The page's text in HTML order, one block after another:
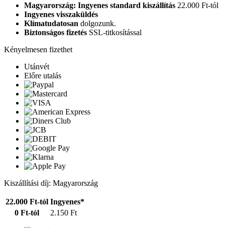
Magyarország: Ingyenes standard kiszállítás 22.000 Ft-tól
Ingyenes visszaküldés
Klímatudatosan dolgozunk.
Biztonságos fizetés SSL-titkosítással
Kényelmesen fizethet
Utánvét
Előre utalás
Kiszállítási díj: Magyarország
22.000 Ft-tól Ingyenes*
0 Ft-tól
2.150 Ft